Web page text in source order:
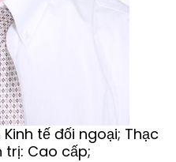
tế đối ngoại; Thạc
trị: Cao cấp;